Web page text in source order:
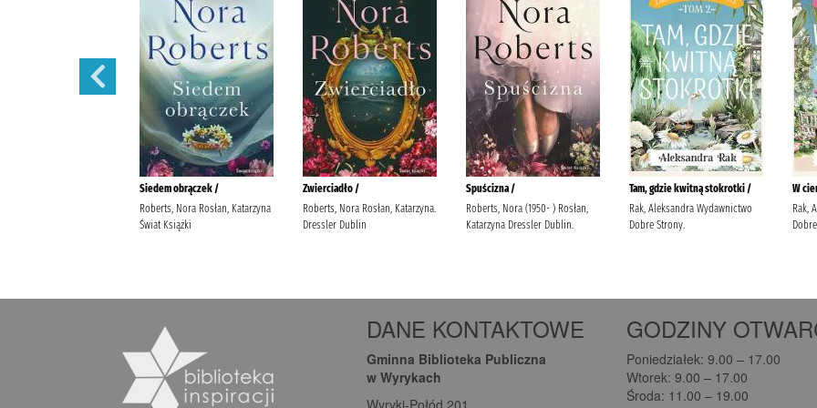
DANE KONTAKTOWE
Gminna Biblioteka Publiczna
w Wyrykach
Wyryki-Połód 201
GODZINY
Poniedziałek: 9.00 – 17.00
Wtorek: 9.00 – 17.00
Środa: 11.00 – 19.00